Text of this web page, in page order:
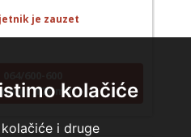
kolačiće
i druge
je zauzet
min